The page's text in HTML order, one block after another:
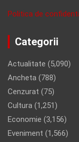
Politica de
Categorii
Actualitate (5,090)
Ancheta (788)
Cenzurat (75)
Cultura (1,251)
Economie (3,156)
Eveniment (1,566)